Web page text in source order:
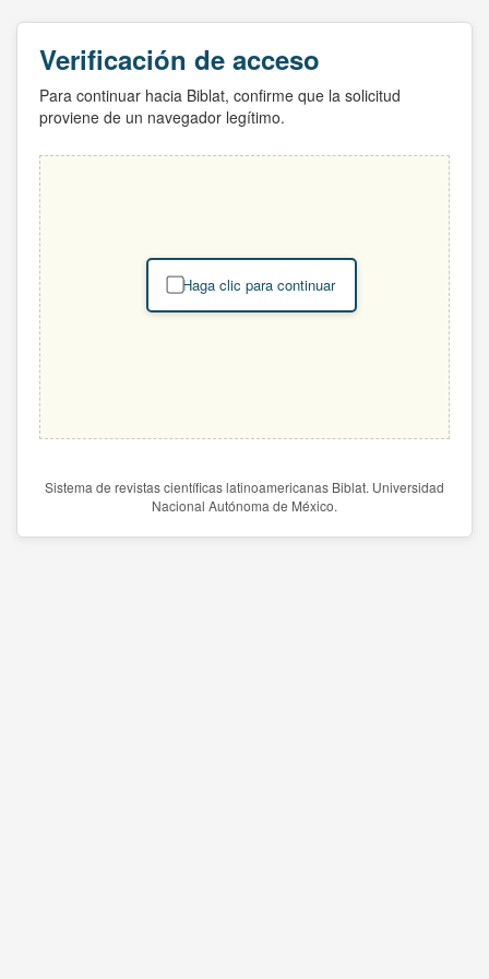
Verificación de acceso
Para continuar hacia Biblat, confirme que la solicitud
proviene de un navegador legítimo.
Haga clic para continuar
Sistema de revistas científicas latinoamericanas Biblat. Universidad
Nacional Autónoma de México.